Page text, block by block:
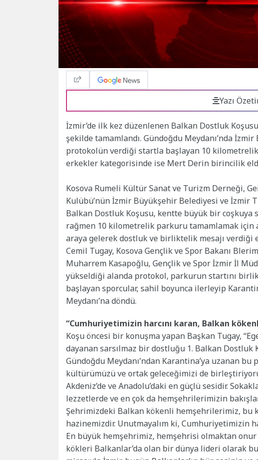
Yazı
İzmir’de ilk kez düzenlenen Balkan Dostluk
şekilde tamamlandı. Gündoğdu Meydanı’nda
protokolün verdiği startla başlayan 10
erkekler kategorisinde ise Mert Derin birincilik
Kosova Rumeli Kültür Sanat ve Turizm Derneği,
Kulübü’nün İzmir Büyükşehir Belediyesi ve İzmir
Balkan Dostluk Koşusu, kentte büyük bir coşkuya
rağmen 10 kilometrelik parkuru tamamlamak
araya gelerek dostluk ve birliktelik mesajı verdiği
Cemil Tugay, Kosova Gençlik ve Spor Bakanı
Muharrem Kasapoğlu, Gençlik ve Spor İzmir İl
yükseldiği alanda protokol, parkurun startını
başlayan sporcular, sahil boyunca ilerleyip
Meydanı’na döndü.
“Cumhuriyetimizin harcını karan, Balkan
Koşu öncesi bir konuşma yapan Başkan Tugay,
dayanan sarsılmaz bir dostluğu 1. Balkan Dostluk
Gündoğdu Meydanı’ndan Karantina’ya uzanan
kültürümüzü ve ortak geleceğimizi de
Akdeniz’de ve Anadolu’daki en güçlü sesidir.
lezzetlerde ve en çok da hemşehrilerimizin
Şehrimizdeki Balkan kökenli hemşehrilerimiz, bu
hazinemizdir. Unutmayalım ki, Cumhuriyetimizin
En büyük hemşehrimiz, hemşehrisi olmaktan
kökleri Balkanlar’da olan bir dünya lideri olarak